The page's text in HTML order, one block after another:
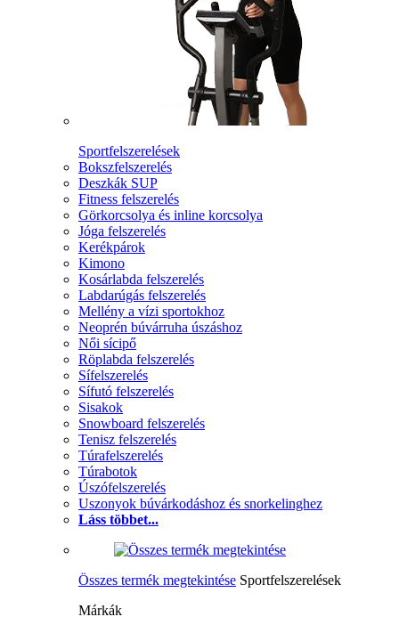
Sportfelszerelések
Bokszfelszerelés
Deszkák SUP
Fitness felszerelés
Görkorcsolya és inline korcsolya
Jóga felszerelés
Kerékpárok
Kimono
Kosárlabda felszerelés
Labdarúgás felszerelés
Mellény a vízi sportokhoz
Neoprén búvárruha úszáshoz
Női sícipő
Röplabda felszerelés
Sífelszerelés
Sífutó felszerelés
Sisakok
Snowboard felszerelés
Tenisz felszerelés
Túrafelszerelés
Túrabotok
Úszófelszerelés
Uszonyok búvárkodáshoz és snorkelinghez
Láss többet...
Összes termék megtekintése Sportfelszerelések
Márkák